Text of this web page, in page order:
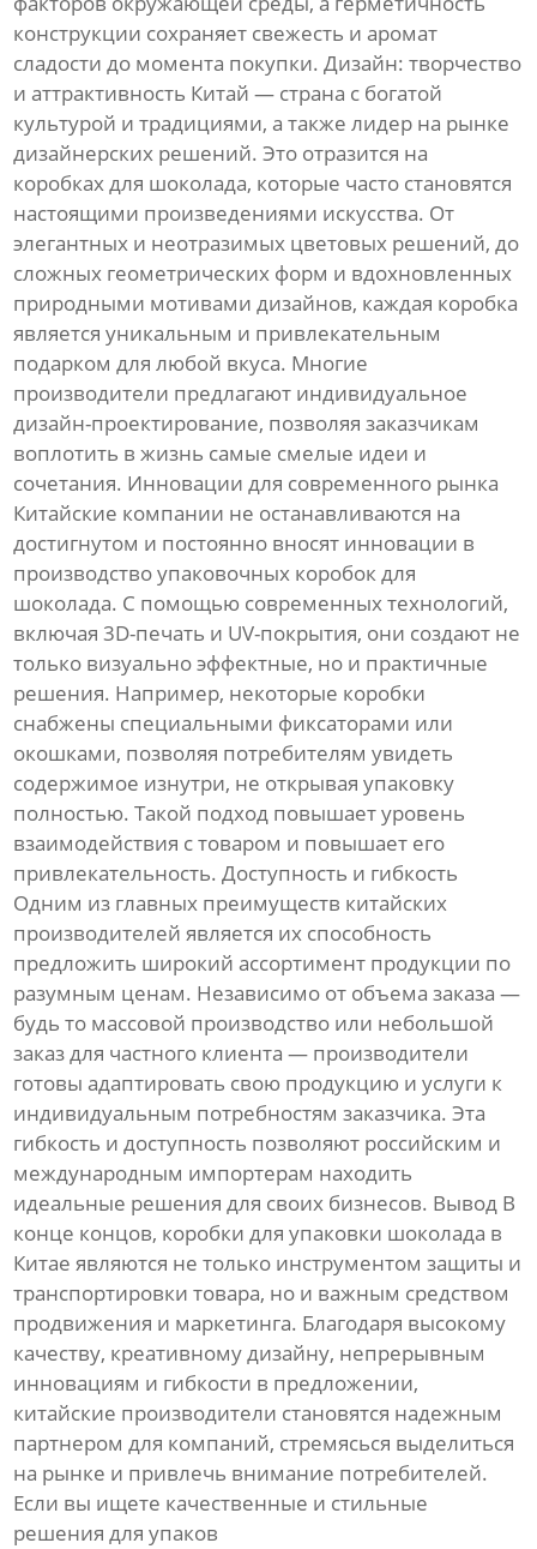
конструкции сохраняет свежесть и аромат
сладости до момента покупки. Дизайн: творчество
и аттрактивность Китай — страна с богатой
культурой и традициями, а также лидер на рынке
дизайнерских решений. Это отразится на
коробках для шоколада, которые часто становятся
настоящими произведениями искусства. От
элегантных и неотразимых цветовых решений, до
сложных геометрических форм и вдохновленных
природными мотивами дизайнов, каждая коробка
является уникальным и привлекательным
подарком для любой вкуса. Многие
производители предлагают индивидуальное
дизайн-проектирование, позволяя заказчикам
воплотить в жизнь самые смелые идеи и
сочетания. Инновации для современного рынка
Китайские компании не останавливаются на
достигнутом и постоянно вносят инновации в
производство упаковочных коробок для
шоколада. С помощью современных технологий,
включая 3D-печать и UV-покрытия, они создают не
только визуально эффектные, но и практичные
решения. Например, некоторые коробки
снабжены специальными фиксаторами или
окошками, позволяя потребителям увидеть
содержимое изнутри, не открывая упаковку
полностью. Такой подход повышает уровень
взаимодействия с товаром и повышает его
привлекательность. Доступность и гибкость
Одним из главных преимуществ китайских
производителей является их способность
предложить широкий ассортимент продукции по
разумным ценам. Независимо от объема заказа —
будь то массовой производство или небольшой
заказ для частного клиента — производители
готовы адаптировать свою продукцию и услуги к
индивидуальным потребностям заказчика. Эта
гибкость и доступность позволяют российским и
международным импортерам находить
идеальные решения для своих бизнесов. Вывод В
конце концов, коробки для упаковки шоколада в
Китае являются не только инструментом защиты и
транспортировки товара, но и важным средством
продвижения и маркетинга. Благодаря высокому
качеству, креативному дизайну, непрерывным
инновациям и гибкости в предложении,
китайские производители становятся надежным
партнером для компаний, стремясься выделиться
на рынке и привлечь внимание потребителей.
Если вы ищете качественные и стильные
решения для упаков